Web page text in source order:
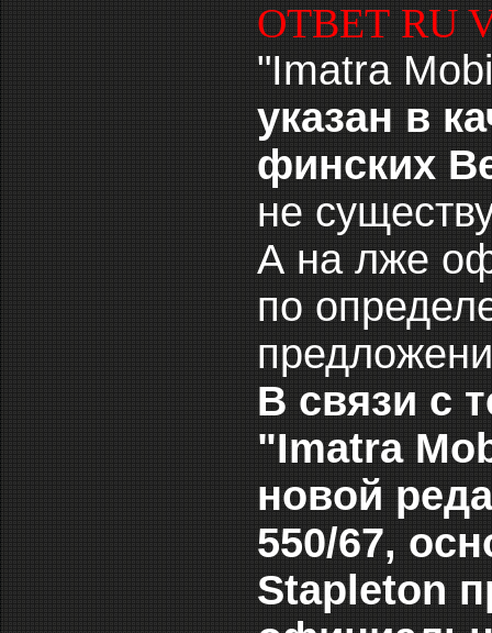
ОТВЕТ RU
"Imatra
указан в
финских
не
А на лже
по
В связи с
"Imatra
новой
550/67,
Stapleton